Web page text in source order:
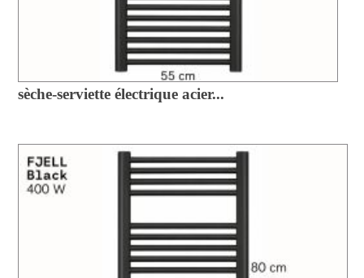
sèche-serviette électrique acier...